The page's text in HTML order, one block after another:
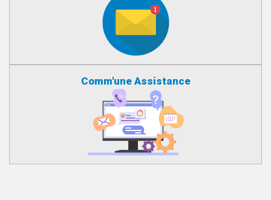
Comm'une Assistance